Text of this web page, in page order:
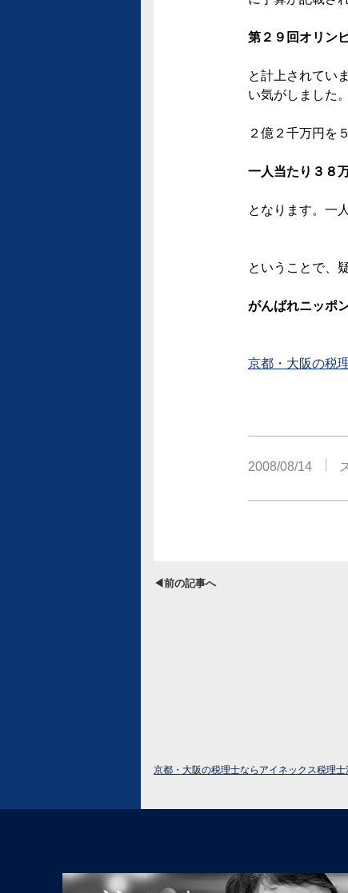
第２９回オリン
と計上されてい
い気がしました。
２億２千万円を
一人当たり３８
となります。一
ということで、
がんばれニッポ
京都・大阪の税
2008/08/14
◀前の記事へ
京都・大阪の税理士ならアイネックス税理士